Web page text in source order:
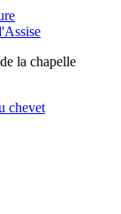
la chapelle
chevet